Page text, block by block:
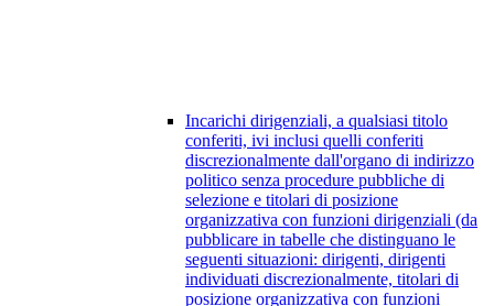
Incarichi dirigenziali, a qualsiasi titolo
conferiti, ivi inclusi quelli conferiti
discrezionalmente dall'organo di indirizzo
politico senza procedure pubbliche di
selezione e titolari di posizione
organizzativa con funzioni dirigenziali (da
pubblicare in tabelle che distinguano le
seguenti situazioni: dirigenti, dirigenti
individuati discrezionalmente, titolari di
posizione organizzativa con funzioni